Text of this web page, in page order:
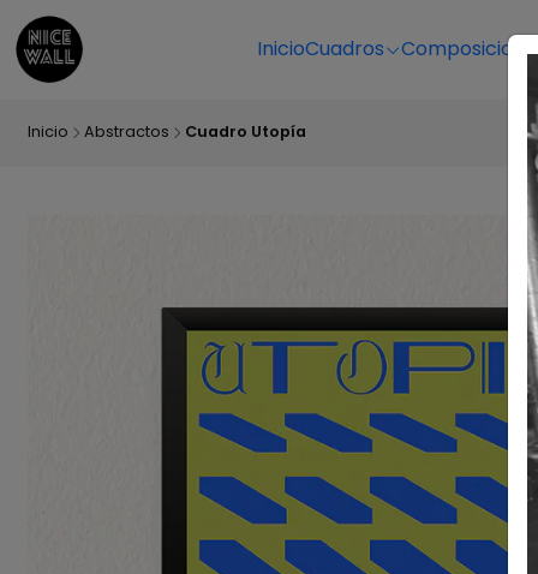
InicioCuadros
Inicio Abstractos Cuadro Utopía